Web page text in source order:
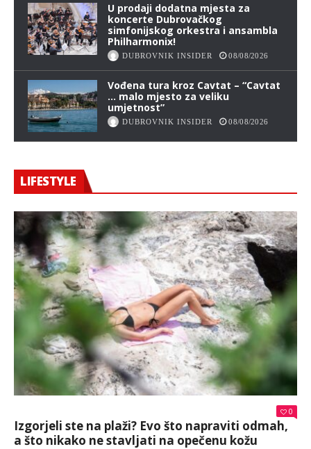
U prodaji dodatna mjesta za
koncerte Dubrovačkog
simfonijskog orkestra i ansambla
Philharmonix!
DUBROVNIK INSIDER 08/08/2026
Vođena tura kroz Cavtat – “Cavtat
… malo mjesto za veliku
umjetnost”
DUBROVNIK INSIDER 08/08/2026
LIFESTYLE
0
Izgorjeli ste na plaži? Evo što napraviti odmah,
a što nikako ne stavljati na opečenu kožu